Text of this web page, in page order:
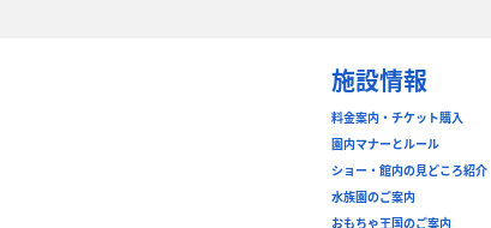
施設情報
料金案内・チケット購入
園内マナーとルール
ショー・館内の見どころ紹介
水族園のご案内
おもちゃ王国のご案内